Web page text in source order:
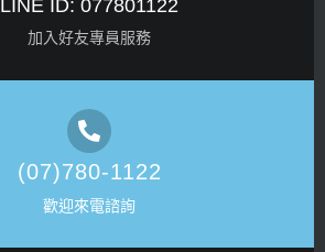
LINE ID: 077801122
加入好友專員服務
(07)780-1122
歡迎來電諮詢